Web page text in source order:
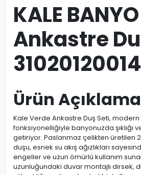
KALE
Ankastre
Ürün
Kale Verde Ankastre Duş Seti, modern
fonksiyonelliğiyle banyonuzda şıklığı
getiriyor. Paslanmaz çelikten üretilen
duşu, esnek su akış ağızlıkları
engeller ve uzun ömürlü kullanım
uzunluğundaki duvar montajlı dirsek,